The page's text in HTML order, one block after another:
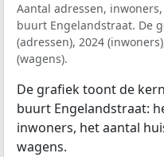
Aantal adressen,
buurt Engelandstraat. De
(adressen), 2024
(wagens).
De grafiek toont de
buurt Engelandstraat:
inwoners, het aantal
wagens.